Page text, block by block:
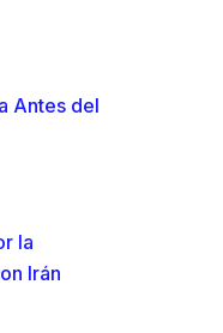
Antes del
la
Irán